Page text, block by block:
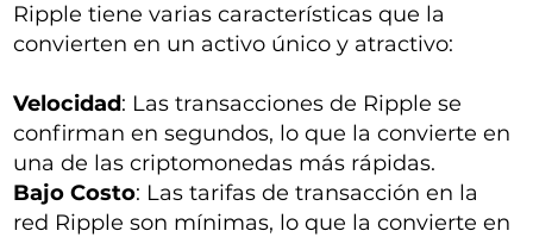
Ripple tiene varias características que la
convierten en un activo único y atractivo:
Velocidad: Las transacciones de Ripple se
confirman en segundos, lo que la convierte en
una de las criptomonedas más rápidas.
Bajo Costo: Las tarifas de transacción en la
red Ripple son mínimas, lo que la convierte en